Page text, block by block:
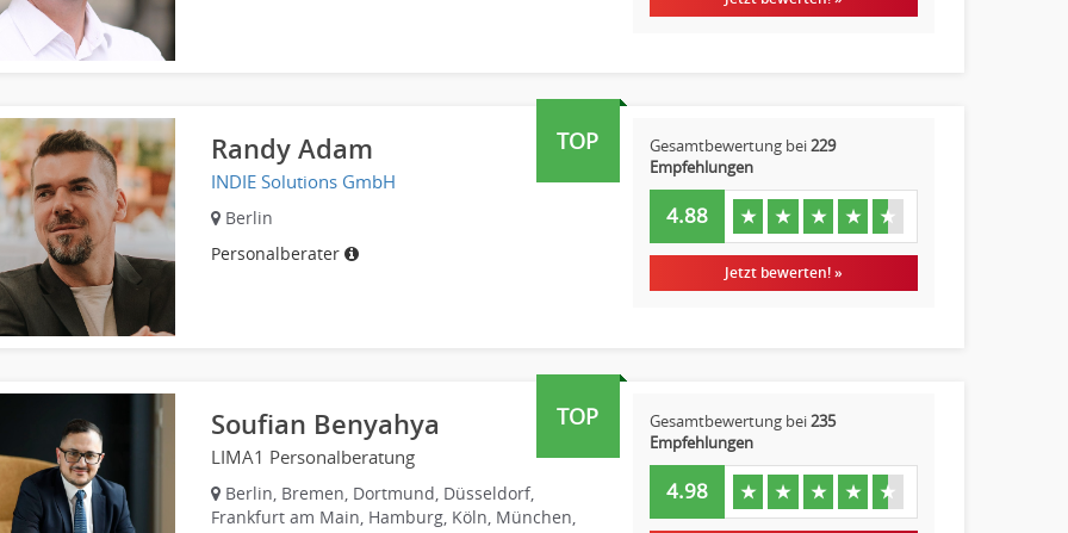
TOP
Randy Adam
INDIE Solutions GmbH
Berlin
Personalberater
Gesamtbewertung bei229
Empfehlungen
4.88 ★ ★ ★ ★ ★
Jetzt bewerten! »
TOP
Soufian Benyahya
LIMA1 Personalberatung
Berlin, Bremen, Dortmund, Düsseldorf,
Frankfurt am Main, Hamburg, Köln, München,
Gesamtbewertung bei235
Empfehlungen
4.98 ★ ★ ★ ★ ★